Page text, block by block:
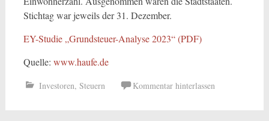
Stichtag war jeweils der 31. Dezember.
EY-Studie „Grundsteuer-Analyse 2023“ (PDF)
Quelle: www.haufe.de
Investoren, Steuern Kommentar hinterlassen